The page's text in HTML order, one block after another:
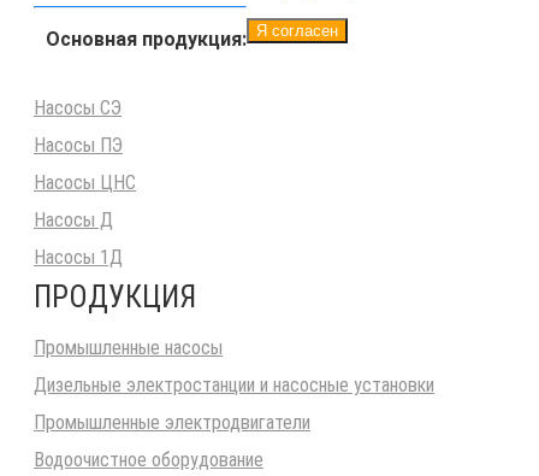
Основная продукция:
Насосы СЭ
Насосы ПЭ
Насосы ЦНС
Насосы Д
Насосы 1Д
ПРОДУКЦИЯ
Промышленные насосы
Дизельные электростанции и насосные установки
Промышленные электродвигатели
Водоочистное оборудование
Я согласен